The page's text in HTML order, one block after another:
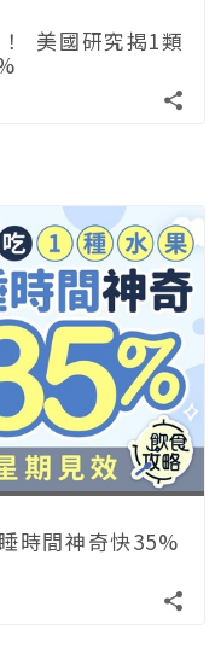
美國研究揭1類
時間神奇快35%